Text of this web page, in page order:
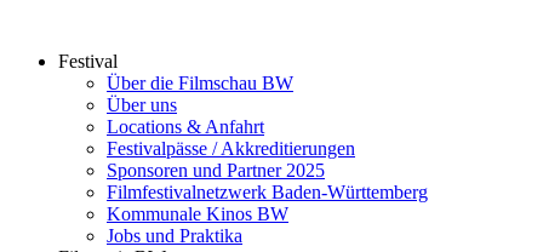
springenFestival
Über die Filmschau BW
Über uns
Locations & Anfahrt
Festivalpässe / Akkreditierungen
Sponsoren und Partner 2025
Filmfestivalnetzwerk ­Baden-Württemberg
Kommunale Kinos BW
Jobs und Praktika